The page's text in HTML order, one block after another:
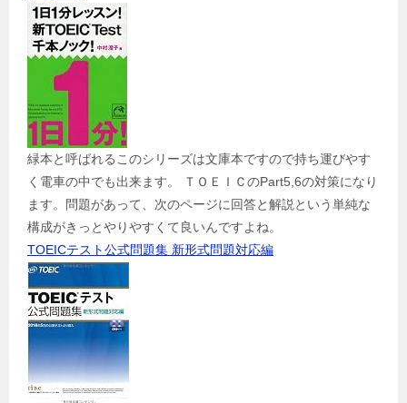
緑本と呼ばれるこのシリーズは文庫本ですので持ち運びやす
く電車の中でも出来ます。 ＴＯＥＩＣのPart5,6の対策になり
ます。問題があって、次のページに回答と解説という単純な
構成がきっとやりやすくて良いんですよね。
TOEICテスト公式問題集 新形式問題対応編